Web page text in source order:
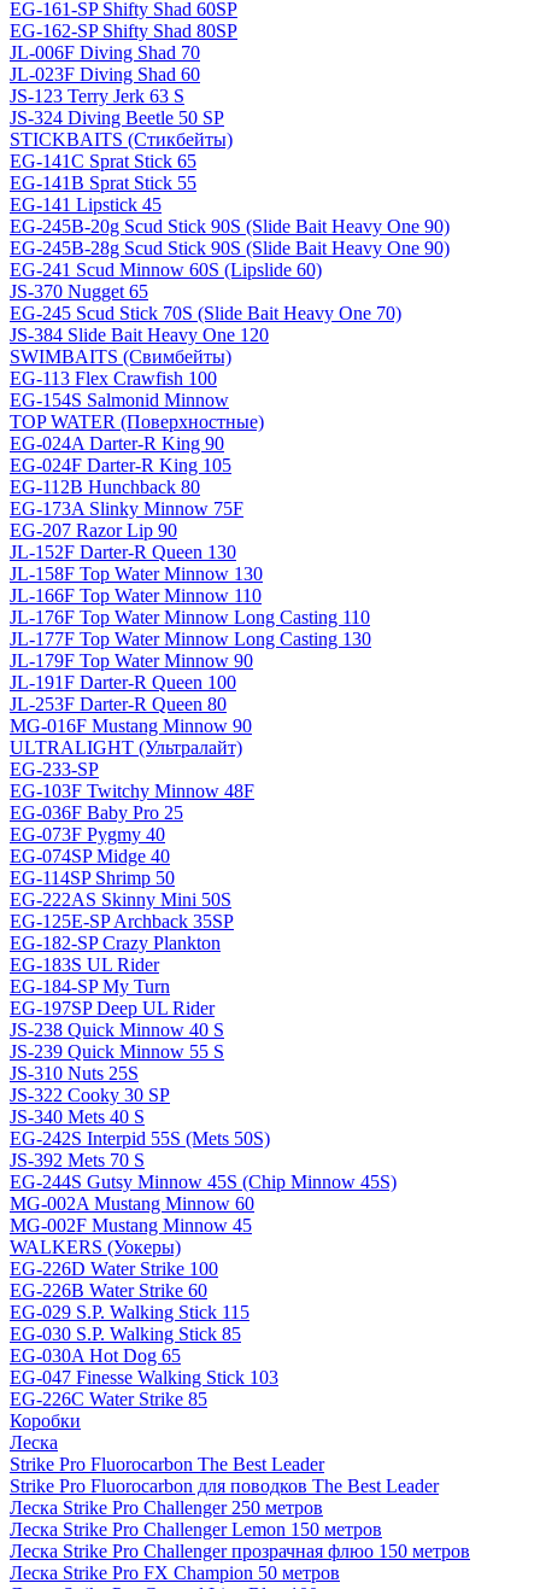
EG-161-SP Shifty Shad 60SP
EG-162-SP Shifty Shad 80SP
JL-006F Diving Shad 70
JL-023F Diving Shad 60
JS-123 Terry Jerk 63 S
JS-324 Diving Beetle 50 SP
STICKBAITS (Стикбейты)
EG-141C Sprat Stick 65
EG-141B Sprat Stick 55
EG-141 Lipstick 45
EG-245B-20g Scud Stick 90S (Slide Bait Heavy One 90)
EG-245B-28g Scud Stick 90S (Slide Bait Heavy One 90)
EG-241 Scud Minnow 60S (Lipslide 60)
JS-370 Nugget 65
EG-245 Scud Stick 70S (Slide Bait Heavy One 70)
JS-384 Slide Bait Heavy One 120
SWIMBAITS (Свимбейты)
EG-113 Flex Crawfish 100
EG-154S Salmonid Minnow
TOP WATER (Поверхностные)
EG-024A Darter-R King 90
EG-024F Darter-R King 105
EG-112B Hunchback 80
EG-173A Slinky Minnow 75F
EG-207 Razor Lip 90
JL-152F Darter-R Queen 130
JL-158F Top Water Minnow 130
JL-166F Top Water Minnow 110
JL-176F Top Water Minnow Long Casting 110
JL-177F Top Water Minnow Long Casting 130
JL-179F Top Water Minnow 90
JL-191F Darter-R Queen 100
JL-253F Darter-R Queen 80
MG-016F Mustang Minnow 90
ULTRALIGHT (Ультралайт)
EG-233-SP
EG-103F Twitchy Minnow 48F
EG-036F Baby Pro 25
EG-073F Pygmy 40
EG-074SP Midge 40
EG-114SP Shrimp 50
EG-222AS Skinny Mini 50S
EG-125E-SP Archback 35SP
EG-182-SP Crazy Plankton
EG-183S UL Rider
EG-184-SP My Turn
EG-197SP Deep UL Rider
JS-238 Quick Minnow 40 S
JS-239 Quick Minnow 55 S
JS-310 Nuts 25S
JS-322 Cooky 30 SP
JS-340 Mets 40 S
EG-242S Interpid 55S (Mets 50S)
JS-392 Mets 70 S
EG-244S Gutsy Minnow 45S (Chip Minnow 45S)
MG-002A Mustang Minnow 60
MG-002F Mustang Minnow 45
WALKERS (Уокеры)
EG-226D Water Strike 100
EG-226B Water Strike 60
EG-029 S.P. Walking Stick 115
EG-030 S.P. Walking Stick 85
EG-030A Hot Dog 65
EG-047 Finesse Walking Stick 103
EG-226C Water Strike 85
Коробки
Леска
Strike Pro Fluorocarbon The Best Leader
Strike Pro Fluorocarbon для поводков The Best Leader
Леска Strike Pro Challenger 250 метров
Леска Strike Pro Challenger Lemon 150 метров
Леска Strike Pro Challenger прозрачная флюо 150 метров
Леска Strike Pro FX Champion 50 метров